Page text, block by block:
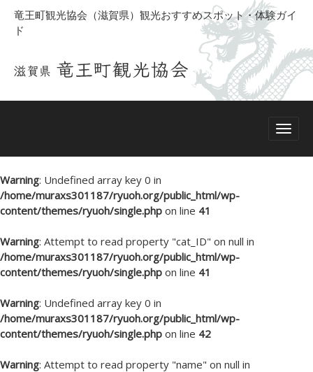
竜王町観光協会（滋賀県）観光おすすめスポット・体験ガイ
ド
Warning: Undefined array key 0 in
/home/muraxs301187/ryuoh.org/public_html/wp-
content/themes/ryuoh/single.php on line 41
Warning: Attempt to read property "cat_ID" on null in
/home/muraxs301187/ryuoh.org/public_html/wp-
content/themes/ryuoh/single.php on line 41
Warning: Undefined array key 0 in
/home/muraxs301187/ryuoh.org/public_html/wp-
content/themes/ryuoh/single.php on line 42
Warning: Attempt to read property "name" on null in